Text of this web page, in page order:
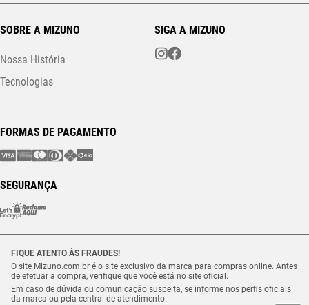
SOBRE A MIZUNO
Nossa História
Tecnologias
SIGA A MIZUNO
FORMAS DE PAGAMENTO
SEGURANÇA
FIQUE ATENTO ÀS FRAUDES!
O site Mizuno.com.br é o site exclusivo da marca para compras online. Antes
de efetuar a compra, verifique que você está no site oficial.
Em caso de dúvida ou comunicação suspeita, se informe nos perfis oficiais
da marca ou pela central de atendimento.